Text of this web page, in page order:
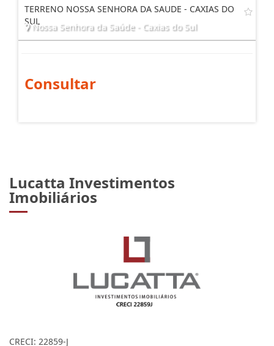
TERRENO NOSSA SENHORA DA SAUDE - CAXIAS DO
SUL
Nossa Senhora da Saúde - Caxias do Sul
Consultar
Lucatta Investimentos